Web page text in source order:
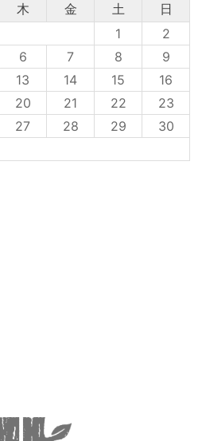
木 金 土
日
1
2
6 7 8
9
13 14 15
16
20 21 22
23
27 28 29
30